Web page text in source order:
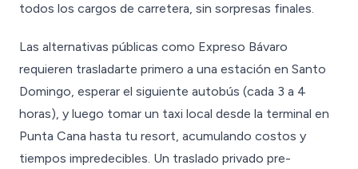
todos los cargos de carretera, sin sorpresas finales.
Las alternativas públicas como Expreso Bávaro
requieren trasladarte primero a una estación en Santo
Domingo, esperar el siguiente autobús (cada 3 a 4
horas), y luego tomar un taxi local desde la terminal en
Punta Cana hasta tu resort, acumulando costos y
tiempos impredecibles. Un traslado privado pre-